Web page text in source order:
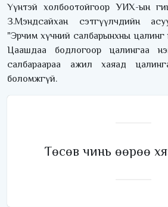
Үүнтэй холбоотойгоор УИХ-ын
З.Мэндсайхан сэтгүүлчдийн
"Эрчим хүчний салбарынхны цалинг
Цаашдаа бодлогоор цалингаа
салбараараа ажил хаяад
боломжгүй.
Төсөв чинь өөрөө